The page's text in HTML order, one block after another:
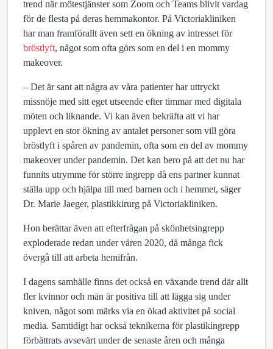
trend när mötestjänster som Zoom och Teams blivit vardag
för de flesta på deras hemmakontor. På Victoriakliniken
har man framförallt även sett en ökning av intresset för
bröstlyft, något som ofta görs som en del i en mommy
makeover.
– Det är sant att några av våra patienter har uttryckt
missnöje med sitt eget utseende efter timmar med digitala
möten och liknande. Vi kan även bekräfta att vi har
upplevt en stor ökning av antalet personer som vill göra
bröstlyft i spåren av pandemin, ofta som en del av mommy
makeover under pandemin. Det kan bero på att det nu har
funnits utrymme för större ingrepp då ens partner kunnat
ställa upp och hjälpa till med barnen och i hemmet, säger
Dr. Marie Jaeger, plastikkirurg på Victoriakliniken.
Hon berättar även att efterfrågan på skönhetsingrepp
exploderade redan under våren 2020, då många fick
övergå till att arbeta hemifrån.
I dagens samhälle finns det också en växande trend där allt
fler kvinnor och män är positiva till att lägga sig under
kniven, något som märks via en ökad aktivitet på social
media. Samtidigt har också teknikerna för plastikingrepp
förbättrats avsevärt under de senaste åren och många